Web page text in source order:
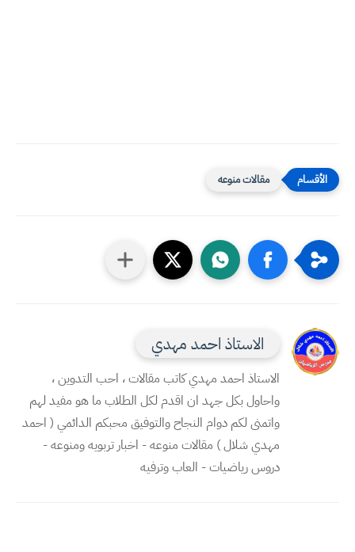
مقالات منوعه
الاستاذ احمد مهدي
الاستاذ احمد مهدي كاتب مقالات ، احب التدوين ،
واحاول بكل جهد ان اقدم لكل الطلاب ما هو مفيد لهم
واتمنى لكم دوام النجاح والتوفيق محبكم الدائمي ( احمد
مهدي شلال ) مقالات منوعه - اخبار تربويه ومنوعه -
دروس رياضيات - العاب وترفيه